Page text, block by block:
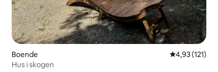
Boende 4,93 av 5 i
4,93 (121)
Hus i skogen